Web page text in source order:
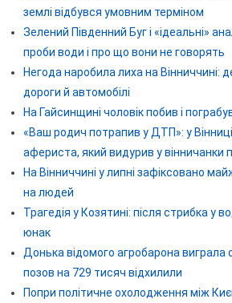
землі відбувся умовним терміном
Зелений Південний Буг і «ідеальні»
проби води і про що вони не говорять
Негода наробила лиха на Вінниччині:
дороги й автомобілі
На Гайсинщині чоловік побив і
«Ваш родич потрапив у ДТП»: у
афериста, який видурив у вінничанки
На Вінниччині у липні зафіксовано
на людей
Трагедія у Козятині: після стрибка у
юнак
Донька відомого агробарона виграла
позов на 729 тисяч відхилили
Попри політичне охолодження між